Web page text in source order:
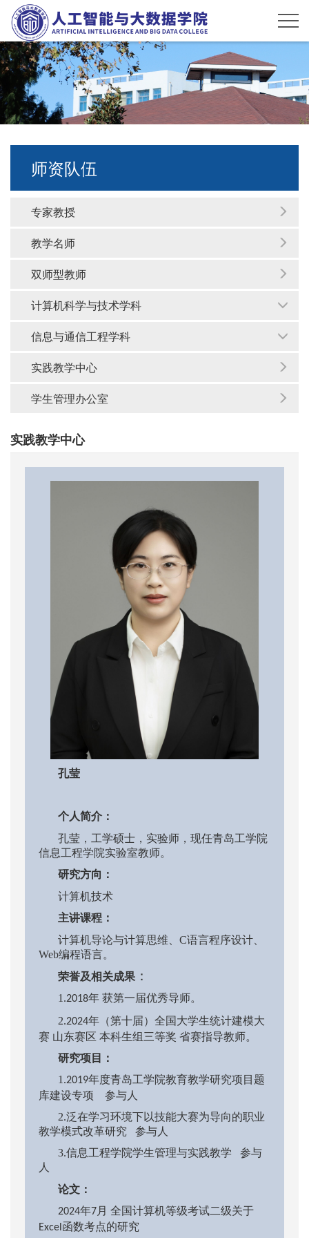
师资队伍
专家教授
教学名师
双师型教师
计算机科学与技术学科
信息与通信工程学科
实践教学中心
学生管理办公室
实践教学中心
当前位置：首页 > 师资队伍 > 实践教学中心 > 正文
孔莹
个人简介：
孔莹，工学硕士， 实验师，现任青岛工学院
信息工程学院实验室教师。
研究方向：
计算机技术
主讲课程：
计算机导论与计算思维、 C语言程序设计、
Web编程语言。
荣誉及相关成果：
1.2018年 获第一届优秀导师。
2.2024年（第十届）全国大学生统计建模大
赛 山东赛区 本科生组三等奖 省赛指导教师。
研究项目：
1.2019年度青岛工学院教育教学研究项目题
库建设专项 参与人
2.泛在学习环境下以技能大赛为导向的职业
教学模式改革研究
参与人
3.信息工程学院学生管理与实践教学
参与
人
论文：
2024年7月 全国计算机等级考试二级关于
Excel函数考点的研究